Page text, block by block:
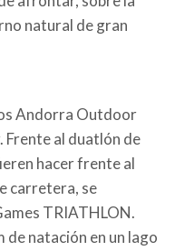
natural de gran
Andorra Outdoor
Frente al duatlón de
hacer frente al
carretera, se
TRIATHLON.
de natación en un lago